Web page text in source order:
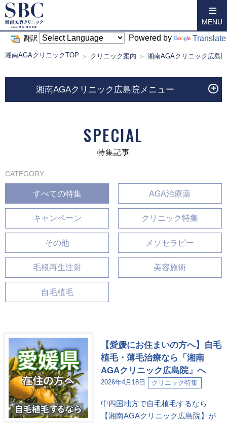
翻訳 Powered by Translate
MENU
湘南AGAクリニックTOP クリニック案内 湘南AGAクリニック広島院
湘南AGAクリニック広島院メニュー
SPECIAL
特集記事
CATEGORY
すべての特集 AGA治療薬
キャンペーン クリニック特集
その他 メソセラピー
毛根再生注射 美容施術
自毛植毛
2026年4月18日 クリニック特集
【愛媛にお住まいの方へ】自毛
植毛・薄毛治療なら「湘南
AGAクリニック広島院」へ
中四国地方で自毛植毛するなら
【湘南AGAクリニック広島院】が